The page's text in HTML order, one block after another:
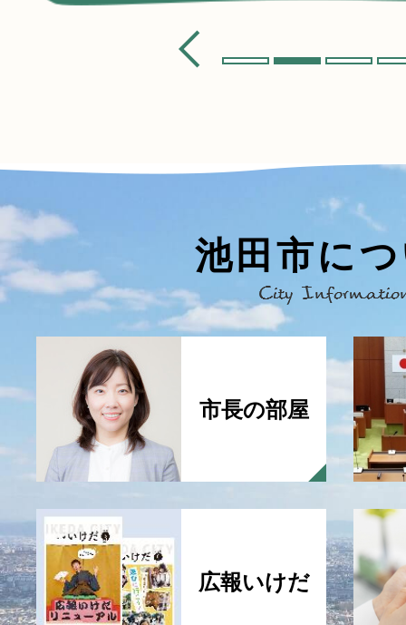
池田市に
City
Information
市長の部屋
広報いけだ